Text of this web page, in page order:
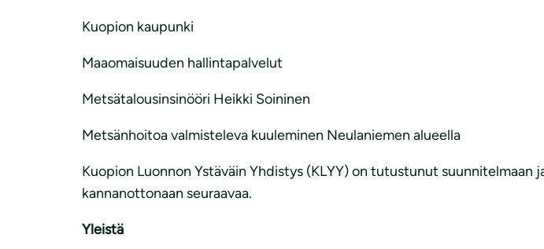
Kuopion kaupunki
Maaomaisuuden hallintapalvelut
Metsätalousinsinööri Heikki Soininen
Metsänhoitoa valmisteleva kuuleminen Neulaniemen alueella
Kuopion Luonnon Ystäväin Yhdistys (KLYY) on tutustunut suunnitelmaan
kannanottonaan seuraavaa.
Yleistä